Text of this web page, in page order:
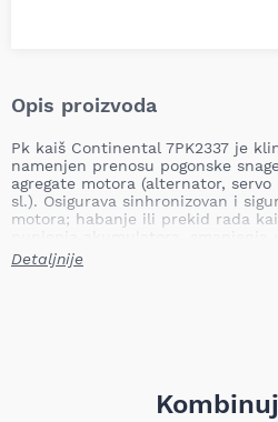
Opis proizvoda
Pk kaiš Continental 7PK2337 je
namenjen prenosu pogonske
agregate motora (alternator,
sl.). Osigurava sinhronizovan i
motora; habanje ili prekid rada
servo pomoću, pregrevanja
motornog pogona. Pravovremena
Continental je prepoznatljiv po
i precizne konstrukcije rebrastih
Detaljnije